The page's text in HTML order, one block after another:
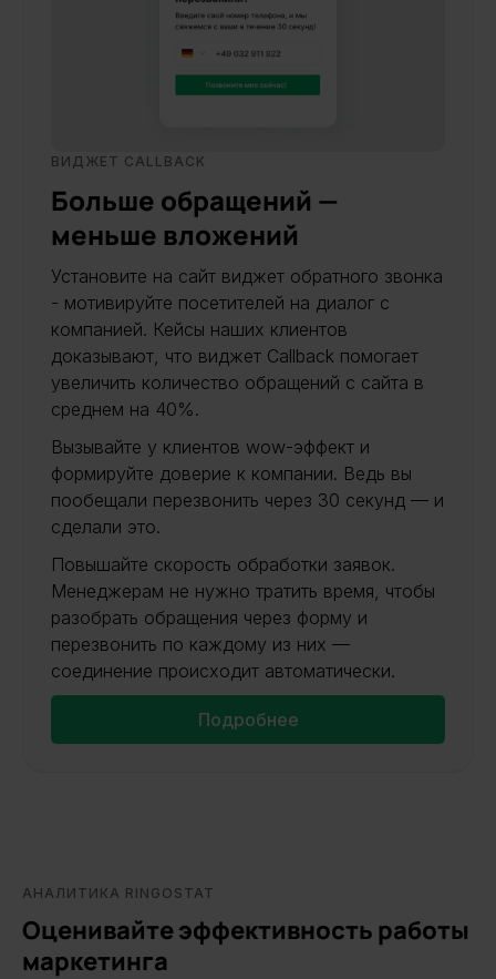
ВИДЖЕТ CALLBACK
Больше обращений —
меньше вложений
Установите на сайт виджет обратного звонка
- мотивируйте посетителей на диалог с
компанией. Кейсы наших клиентов
доказывают, что виджет Callback помогает
увеличить количество обращений с сайта в
среднем на 40%.
Вызывайте у клиентов wow-эффект и
формируйте доверие к компании. Ведь вы
пообещали перезвонить через 30 секунд — и
сделали это.
Повышайте скорость обработки заявок.
Менеджерам не нужно тратить время, чтобы
разобрать обращения через форму и
перезвонить по каждому из них —
соединение происходит автоматически.
Подробнее
АНАЛИТИКА RINGOSTAT
Оценивайте эффективность работы
маркетинга